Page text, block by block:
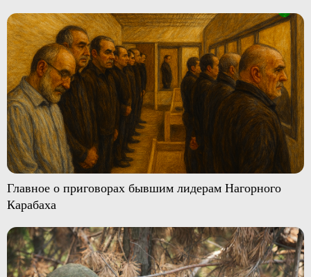
Главное о приговорах бывшим лидерам Нагорного
Карабаха